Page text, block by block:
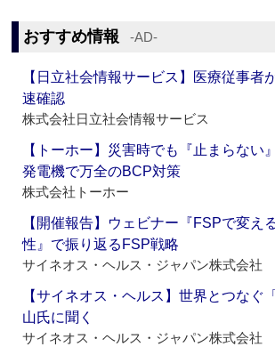
おすすめ情報 ‐AD‐
【日立社会情報サービス】医療従事者
速確認
株式会社日立社会情報サービス
【トーホー】災害時でも『止まらな
発電機で万全のBCP対策
株式会社トーホー
【開催報告】ウェビナー『FSPで変え
性』で振り返るFSP戦略
サイネオス・ヘルス・ジャパン株式会社
【サイネオス・ヘルス】世界とつな
山氏に聞く
サイネオス・ヘルス・ジャパン株式会社